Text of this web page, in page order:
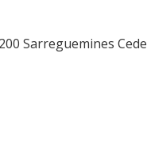
Sarreguemines